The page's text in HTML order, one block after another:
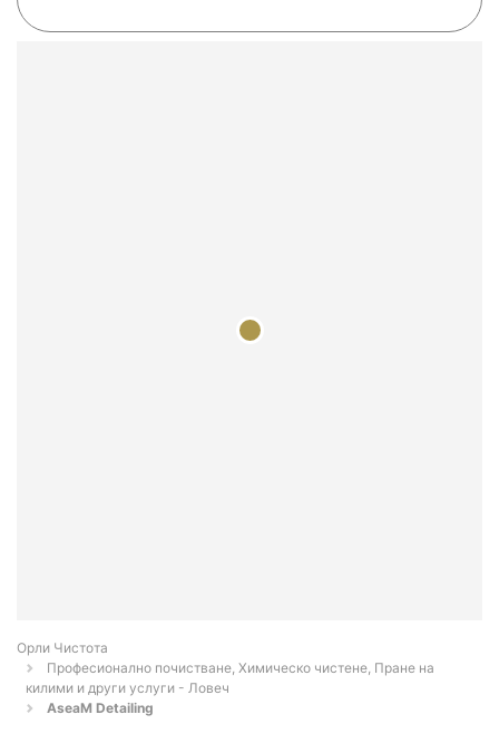
Орли Чистота
Професионално почистване, Химическо чистене, Пране на
килими и други услуги - Ловеч
AseaM Detailing